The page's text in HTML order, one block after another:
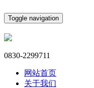
Toggle navigation
0830-2299711
网站首页
关于我们